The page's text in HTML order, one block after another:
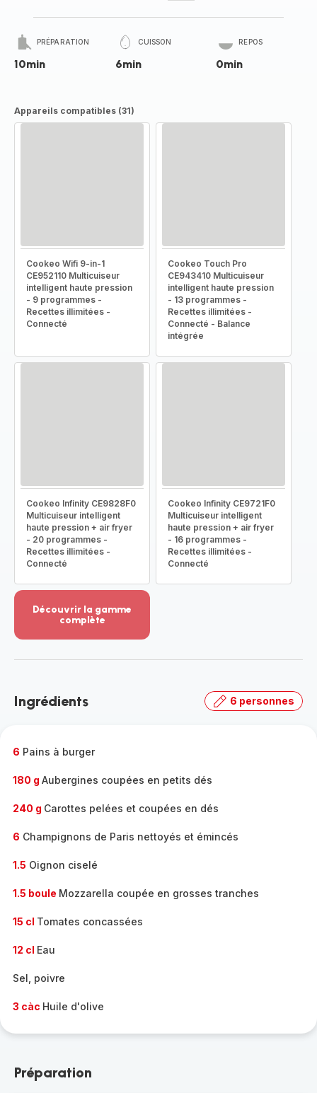
PRÉPARATION
10min
CUISSON
6min
REPOS
0min
Appareils compatibles (31)
Cookeo Wifi 9-in-1
CE952110 Multicuiseur
intelligent haute pression
- 9 programmes -
Recettes illimitées -
Connecté
Cookeo Touch Pro
CE943410 Multicuiseur
intelligent haute pression
- 13 programmes -
Recettes illimitées -
Connecté - Balance
intégrée
Cookeo Infinity CE9828F0
Multicuiseur intelligent
haute pression + air fryer
- 20 programmes -
Recettes illimitées -
Connecté
Cookeo Infinity CE9721F0
Multicuiseur intelligent
haute pression + air fryer
- 16 programmes -
Recettes illimitées -
Connecté
Découvrir la gamme
complète
-
gamme
Ingrédients 6 personnes
6 Pains à burger
180 g Aubergines coupées en petits dés
240 g Carottes pelées et coupées en dés
6 Champignons de Paris nettoyés et émincés
1.5 Oignon ciselé
1.5 boule Mozzarella coupée en grosses tranches
15 cl Tomates concassées
12 cl Eau
Sel, poivre
3 càc Huile d'olive
Préparation